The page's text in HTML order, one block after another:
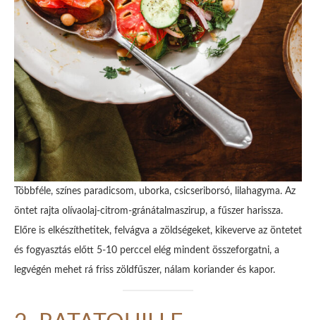
Többféle, színes paradicsom, uborka, csicseriborsó, lilahagyma. Az
öntet rajta olívaolaj-citrom-gránátalmaszirup, a fűszer harissza.
Előre is elkészíthetitek, felvágva a zöldségeket, kikeverve az öntetet
és fogyasztás előtt 5-10 perccel elég mindent összeforgatni, a
legvégén mehet rá friss zöldfűszer, nálam koriander és kapor.